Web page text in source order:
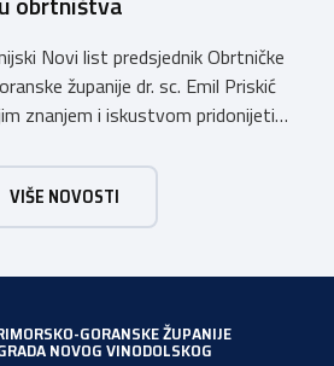
Novi list predsjednik Obrtničke
županije dr. sc. Emil Priskić
znanjem i iskustvom pridonijeti
obrtničkog obrazovnog sustava,
učenika ali i cjeloživotnog
U nastavku donosimo cijeli intervju:
VIŠE NOVOSTI
GORANSKE ŽUPANIJE
NOVOG VINODOLSKOG